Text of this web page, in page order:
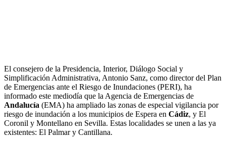
El consejero de la Presidencia, Interior, Diálogo Social y
Simplificación Administrativa, Antonio Sanz, como director del Plan
de Emergencias ante el Riesgo de Inundaciones (PERI), ha
informado este mediodía que la Agencia de Emergencias de
Andalucía (EMA) ha ampliado las zonas de especial vigilancia por
riesgo de inundación a los municipios de Espera en Cádiz, y El
Coronil y Montellano en Sevilla. Estas localidades se unen a las ya
existentes: El Palmar y Cantillana.